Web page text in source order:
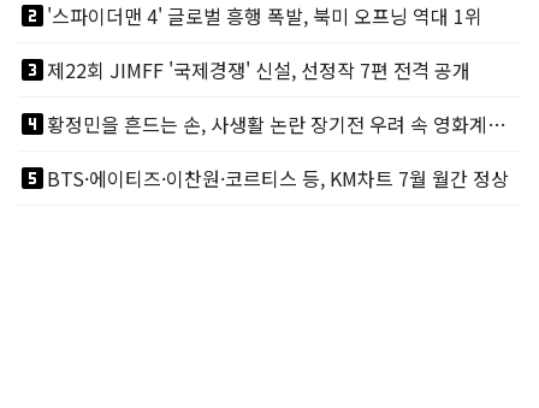
looks_two'스파이더맨 4' 글로벌 흥행 폭발, 북미 오프닝 역대 1위
looks_3제22회 JIMFF '국제경쟁' 신설, 선정작 7편 전격 공개
looks_4
황정민을 흔드는 손, 사생활 논란 장기전 우려 속 영화계도 리스크
looks_5BTS·에이티즈·이찬원·코르티스 등, KM차트 7월 월간 정상